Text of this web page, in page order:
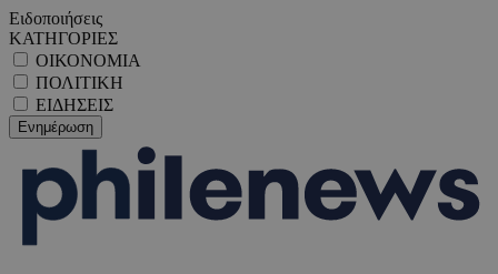
Ειδοποιήσεις
ΚΑΤΗΓΟΡΙΕΣ
ΟΙΚΟΝΟΜΙΑ
ΠΟΛΙΤΙΚΗ
ΕΙΔΗΣΕΙΣ